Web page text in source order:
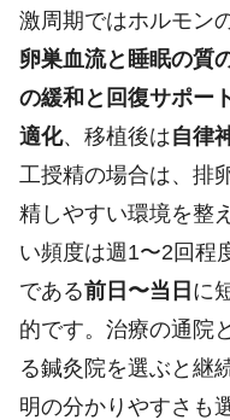
激周期ではホルモン
卵巣血流と睡眠の質
の緩和と回復サポー
適化、移植後は自律
工授精の場合は、排
精しやすい環境を整
い頻度は週1〜2回程
である前日〜当日 に
的です。治療の通院
る鍼灸院を選ぶと継
明の分かりやすさも